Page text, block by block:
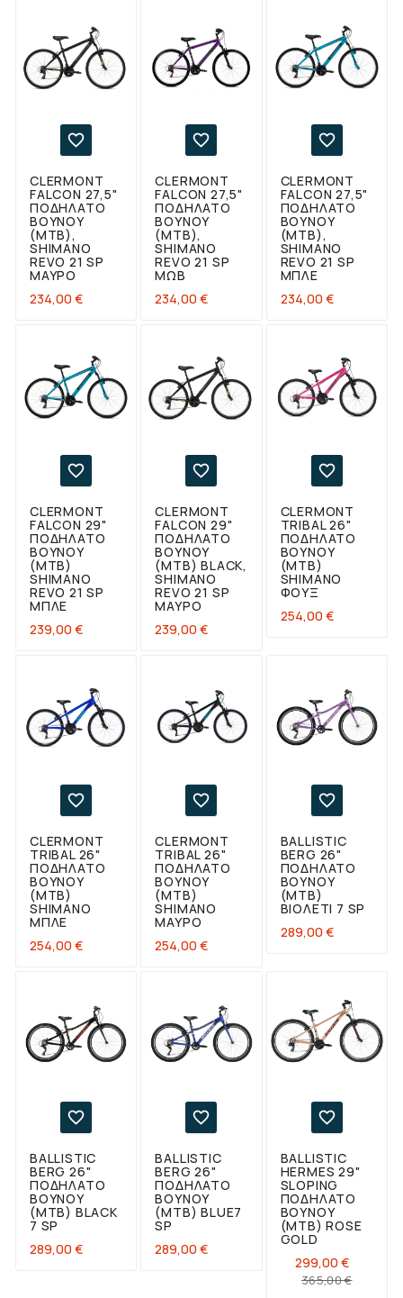

CLERMONT
FALCON 27,5"
ΠΟΔΉΛΑΤΟ
ΒΟΥΝΟΎ
(ΜΤΒ),
SHIMANO
REVO 21 SP
ΜΑΎΡΟ
234,00 €

CLERMONT
FALCON 27,5"
ΠΟΔΉΛΑΤΟ
ΒΟΥΝΟΎ
(ΜΤΒ),
SHIMANO
REVO 21 SP
ΜΩΒ
234,00 €

CLERMONT
FALCON 27,5"
ΠΟΔΉΛΑΤΟ
ΒΟΥΝΟΎ
(ΜΤΒ),
SHIMANO
REVO 21 SP
ΜΠΛΕ
234,00 €

CLERMONT
FALCON 29"
ΠΟΔΉΛΑΤΟ
ΒΟΥΝΟΎ
(ΜΤΒ)
SHIMANO
REVO 21 SP
ΜΠΛΕ
239,00 €

CLERMONT
FALCON 29"
ΠΟΔΉΛΑΤΟ
ΒΟΥΝΟΎ
(ΜΤΒ) BLACK,
SHIMANO
REVO 21 SP
ΜΑΎΡΟ
239,00 €

CLERMONT
TRIBAL 26"
ΠΟΔΉΛΑΤΟ
ΒΟΥΝΟΎ
(ΜΤΒ)
SHIMANO
ΦΟΥΞ
254,00 €

CLERMONT
TRIBAL 26"
ΠΟΔΉΛΑΤΟ
ΒΟΥΝΟΎ
(ΜΤΒ)
SHIMANO
ΜΠΛΕ
254,00 €

CLERMONT
TRIBAL 26"
ΠΟΔΉΛΑΤΟ
ΒΟΥΝΟΎ
(ΜΤΒ)
SHIMANO
ΜΑΎΡΟ
254,00 €

BALLISTIC
BERG 26"
ΠΟΔΉΛΑΤΟ
ΒΟΥΝΟΎ
(ΜΤΒ)
ΒΙΟΛΕΤΊ 7 SP
289,00 €

BALLISTIC
BERG 26"
ΠΟΔΉΛΑΤΟ
ΒΟΥΝΟΎ
(ΜΤΒ) BLACK
7 SP
289,00 €

BALLISTIC
BERG 26"
ΠΟΔΉΛΑΤΟ
ΒΟΥΝΟΎ
(ΜΤΒ) BLUE7
SP
289,00 €

BALLISTIC
HERMES 29"
SLOPING
ΠΟΔΉΛΑΤΟ
ΒΟΥΝΟΎ
(ΜΤΒ) ROSE
GOLD
299,00 €
365,00 €Τιμή